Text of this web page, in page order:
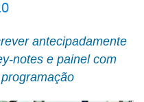
antecipadamente
notes e painel com